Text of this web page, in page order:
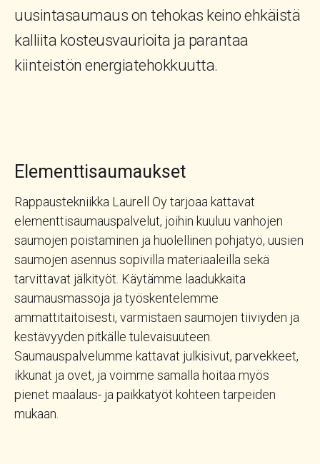
uusintasaumaus on tehokas keino ehkäistä
kalliita kosteusvaurioita ja parantaa
kiinteistön energiatehokkuutta.
Elementtisaumaukset
Rappaustekniikka Laurell Oy tarjoaa kattavat
elementtisaumauspalvelut, joihin kuuluu vanhojen
saumojen poistaminen ja huolellinen pohjatyö, uusien
saumojen asennus sopivilla materiaaleilla sekä
tarvittavat jälkityöt. Käytämme laadukkaita
saumausmassoja ja työskentelemme
ammattitaitoisesti, varmistaen saumojen tiiviyden ja
kestävyyden pitkälle tulevaisuuteen.
Saumauspalvelumme kattavat julkisivut, parvekkeet,
ikkunat ja ovet, ja voimme samalla hoitaa myös
pienet maalaus- ja paikkatyöt kohteen tarpeiden
mukaan.